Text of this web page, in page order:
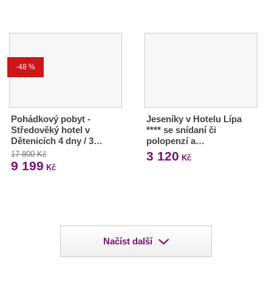
-48 %
Pohádkový pobyt -
Středověký hotel v
Dětenicích 4 dny / 3…
17 800 Kč
9 199 Kč
Jeseníky v Hotelu Lípa
**** se snídaní či
polopenzí a…
3 120 Kč
Načíst další